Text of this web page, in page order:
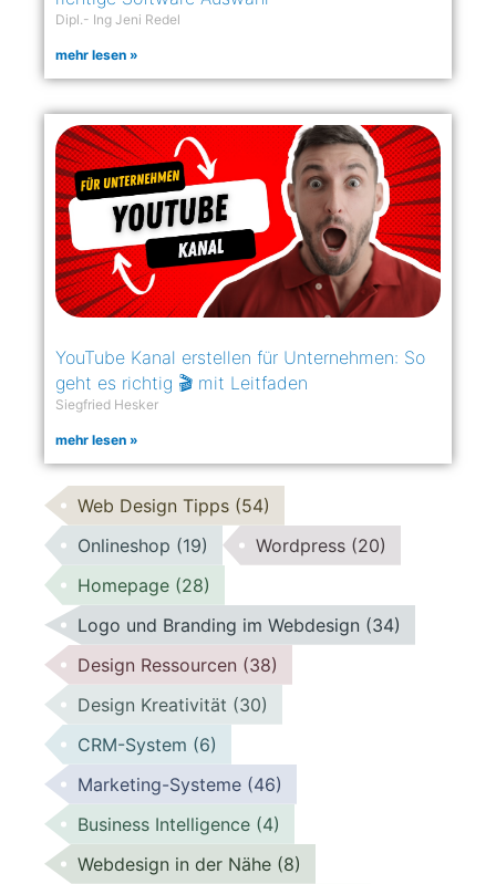
Dipl.- Ing Jeni Redel
mehr lesen »
YouTube Kanal erstellen für Unternehmen: So
geht es richtig 🎬 mit Leitfaden
Siegfried Hesker
mehr lesen »
Web Design Tipps (54)
Onlineshop (19) Wordpress (20)
Homepage (28)
Logo und Branding im Webdesign (34)
Design Ressourcen (38)
Design Kreativität (30)
CRM-System (6)
Marketing-Systeme (46)
Business Intelligence (4)
Webdesign in der Nähe (8)